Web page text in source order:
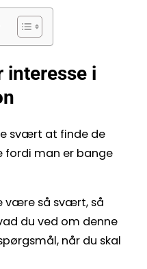
interesse i
svært at finde de
fordi man er bange
være så svært, så
du ved om denne
når du skal